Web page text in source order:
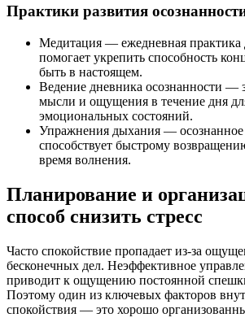
Практики развития
Медитация — ежедневная практика
помогает укрепить способность
быть в настоящем.
Ведение дневника осознанности —
мысли и ощущения в течение дня
эмоциональных состояний.
Упражнения дыхания — осознанное
способствует быстрому
время волнения.
Планирование и
способ снизить стресс
Часто спокойствие пропадает из-за
бесконечных дел. Неэффективное
приводит к ощущению постоянной
Поэтому один из ключевых факторов
спокойствия — это хорошо